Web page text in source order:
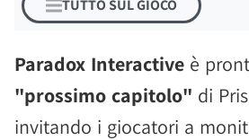
TUTTO SUL GIOCO
Paradox Interactive è
"prossimo capitolo" di
invitando i giocatori a